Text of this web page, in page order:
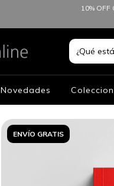
10% OFF
Novedades
ENVÍO GRATIS